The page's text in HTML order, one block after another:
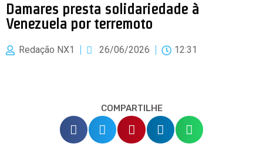
Damares presta solidariedade à
Venezuela por terremoto
Redação NX1 26/06/2026 12:31
COMPARTILHE